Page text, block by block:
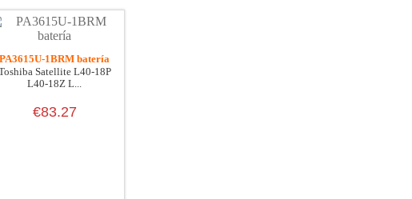
PA3615U-1BRM batería
Satellite L40-18P
L40-18Z L...
€83.27